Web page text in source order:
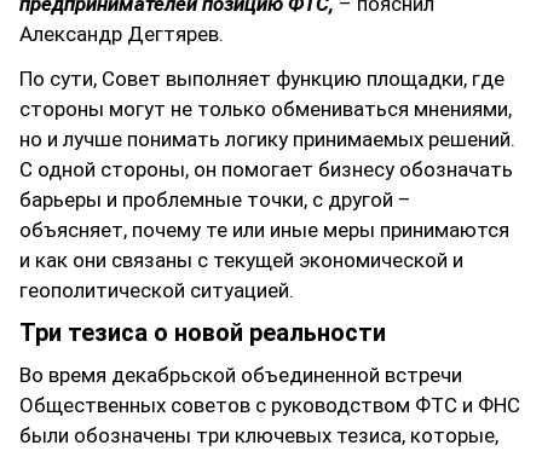
Александр Дегтярев.
По сути, Совет выполняет функцию площадки, где
стороны могут не только обмениваться мнениями,
но и лучше понимать логику принимаемых решений.
С одной стороны, он помогает бизнесу обозначать
барьеры и проблемные точки, с другой –
объясняет, почему те или иные меры принимаются
и как они связаны с текущей экономической и
геополитической ситуацией.
Три тезиса о новой реальности
Во время декабрьской объединенной встречи
Общественных советов с руководством ФТС и ФНС
были обозначены три ключевых тезиса, которые,